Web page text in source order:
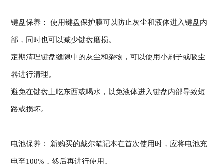
键盘保养： 使用键盘保护膜可以防止灰尘和液体进入键盘内
部，同时也可以减少键盘磨损。
定期清理键盘缝隙中的灰尘和杂物，可以使用小刷子或吸尘
器进行清理。
避免在键盘上吃东西或喝水，以免液体进入键盘内部导致短
路或损坏。
电池保养： 新购买的戴尔笔记本在首次使用时，应将电池充
电至100%，然后再进行使用。